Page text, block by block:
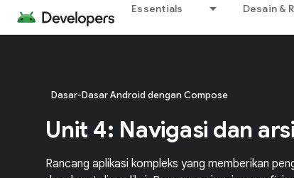
Essentials Desain &
Dasar-Dasar Android dengan Compose
Unit 4: Navigasi dan
Rancang aplikasi kompleks yang memberikan